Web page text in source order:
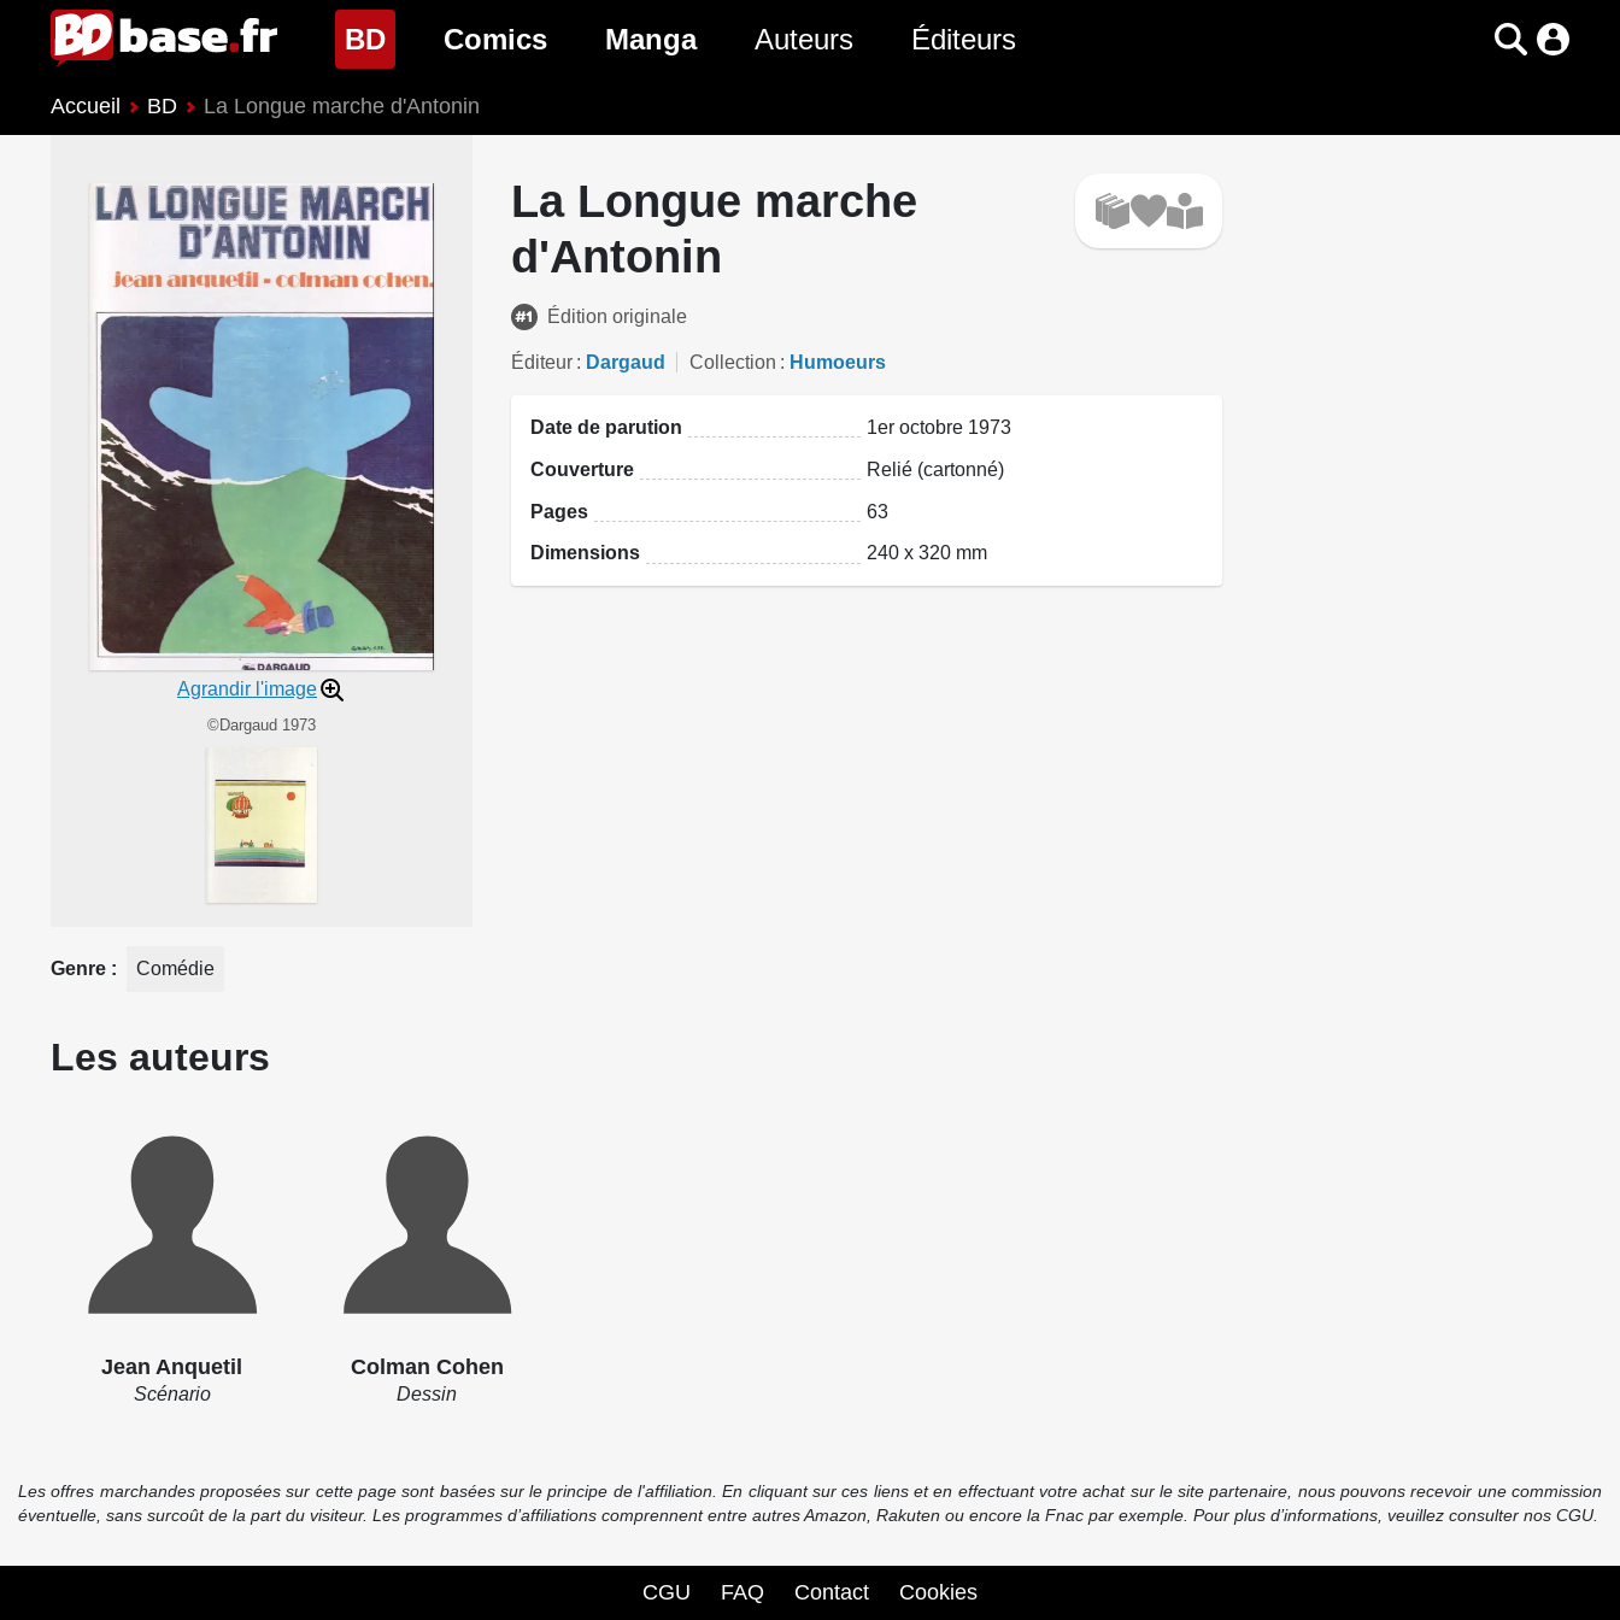
BD(page courante)
Nouveautés BD
Genres BD
Comics
Nouveautés Comics
Genres Comics
Manga
Genres Manga
Auteurs Éditeurs
Accueil BD La Longue marche d'Antonin
Agrandir l'image
©Dargaud 1973
La Longue marche
d'Antonin
Édition originale
Éditeur Dargaud Collection Humoeurs
Date de parution 1er octobre 1973
Couverture Relié (cartonné)
Pages 63
Dimensions 240 x 320 mm
Genre Comédie
Les auteurs
Jean Anquetil
Scénario
Colman Cohen
Dessin
Les offres marchandes proposées sur cette page sont basées sur le principe de l'affiliation. En cliquant sur ces liens et en effectuant votre achat sur le site partenaire, nous pouvons recevoir une commission
éventuelle, sans surcoût de la part du visiteur. Les programmes d’affiliations comprennent entre autres Amazon, Rakuten ou encore la Fnac par exemple. Pour plus d’informations, veuillez consulter nos CGU.
CGU FAQ Contact Cookies